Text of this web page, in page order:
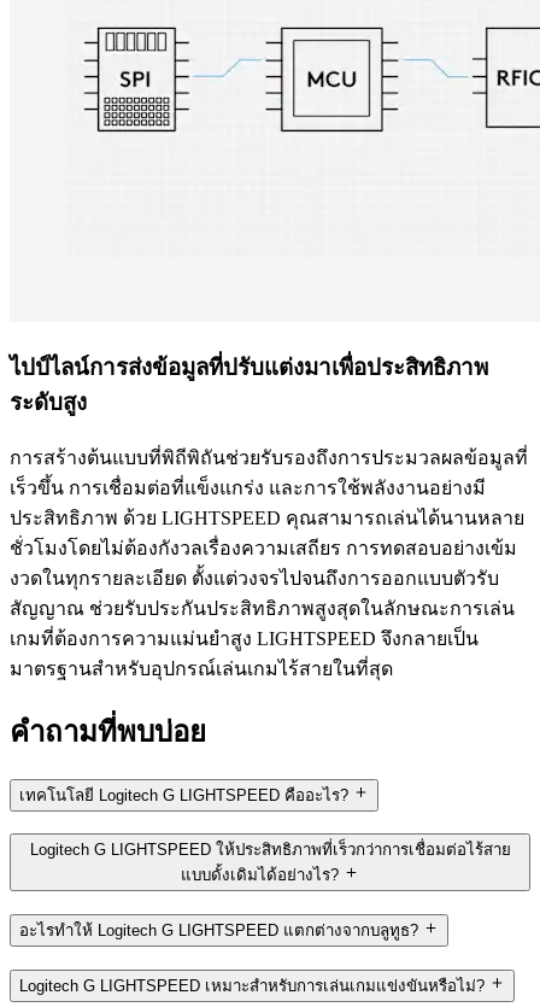
ไปป์ไลน์การส่งข้อมูลที่ปรับแต่งมาเพื่อประสิทธิภาพ
ระดับสูง
การสร้างต้นแบบที่พิถีพิถันช่วยรับรองถึงการประมวลผลข้อมูลที่
เร็วขึ้น การเชื่อมต่อที่แข็งแกร่ง และการใช้พลังงานอย่างมี
ประสิทธิภาพ ด้วย LIGHTSPEED คุณสามารถเล่นได้นานหลาย
ชั่วโมงโดยไม่ต้องกังวลเรื่องความเสถียร การทดสอบอย่างเข้ม
งวดในทุกรายละเอียด ตั้งแต่วงจรไปจนถึงการออกแบบตัวรับ
สัญญาณ ช่วยรับประกันประสิทธิภาพสูงสุดในลักษณะการเล่น
เกมที่ต้องการความแม่นยำสูง LIGHTSPEED จึงกลายเป็น
มาตรฐานสำหรับอุปกรณ์เล่นเกมไร้สายในที่สุด
คำถามที่พบบ่อย
เทคโนโลยี Logitech G LIGHTSPEED คืออะไร?
Logitech G LIGHTSPEED ให้ประสิทธิภาพที่เร็วกว่าการเชื่อมต่อไร้สาย
แบบดั้งเดิมได้อย่างไร?
อะไรทำให้ Logitech G LIGHTSPEED แตกต่างจากบลูทูธ?
Logitech G LIGHTSPEED เหมาะสำหรับการเล่นเกมแข่งขันหรือไม่?